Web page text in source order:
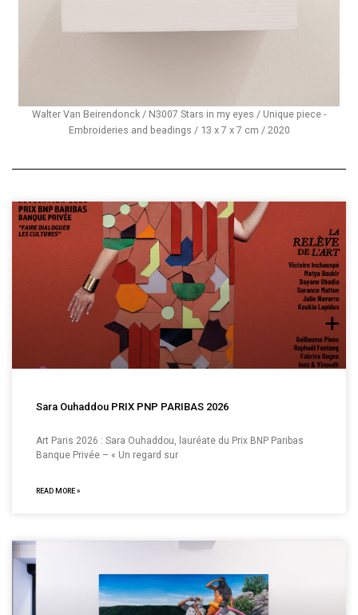
Walter Van Beirendonck / N3007 Stars in my eyes / Unique piece -
Embroideries and beadings / 13 x 7 x 7 cm / 2020
Sara Ouhaddou PRIX PNP PARIBAS 2026
Art Paris 2026 : Sara Ouhaddou, lauréate du Prix BNP Paribas
Banque Privée – « Un regard sur
READ MORE »